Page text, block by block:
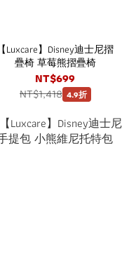
【Luxcare】Disney迪士尼摺
疊椅 草莓熊摺疊椅
NT$699
NT$1,418 4.9折